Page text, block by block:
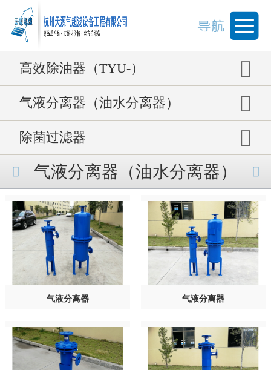
高效除油器（TYU-）
气液分离器（油水分离器）
除菌过滤器
气液分离器（油水分离器）
气液分离器 气液分离器